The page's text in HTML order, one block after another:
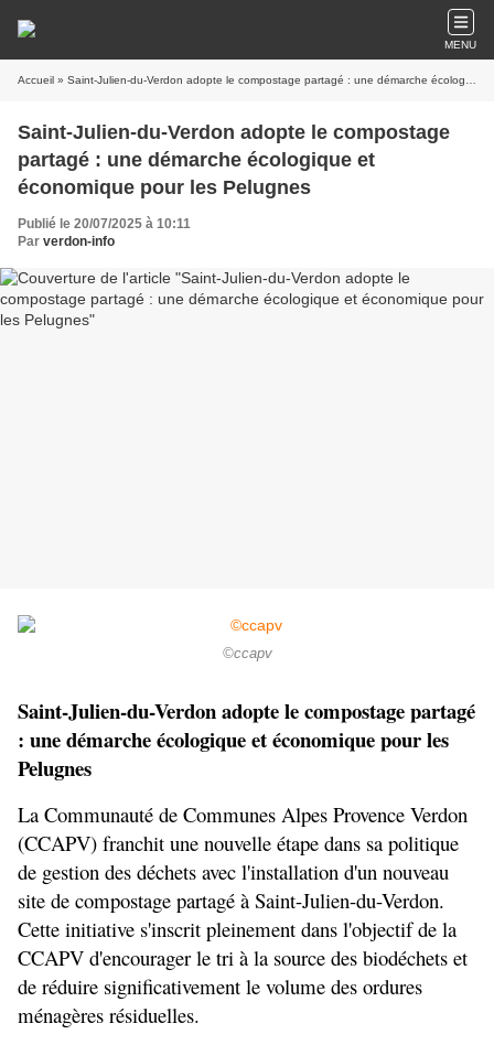
MENU
Accueil » Saint-Julien-du-Verdon adopte le compostage partagé : une démarche écologique et économique pour les Pelugnes
Saint-Julien-du-Verdon adopte le compostage
partagé : une démarche écologique et
économique pour les Pelugnes
Publié le 20/07/2025 à 10:11
Par verdon-info
©ccapv
Saint-Julien-du-Verdon adopte le compostage partagé
: une démarche écologique et économique pour les
Pelugnes
La Communauté de Communes Alpes Provence Verdon
(CCAPV) franchit une nouvelle étape dans sa politique
de gestion des déchets avec l'installation d'un nouveau
site de compostage partagé à Saint-Julien-du-Verdon.
Cette initiative s'inscrit pleinement dans l'objectif de la
CCAPV d'encourager le tri à la source des biodéchets et
de réduire significativement le volume des ordures
ménagères résiduelles.